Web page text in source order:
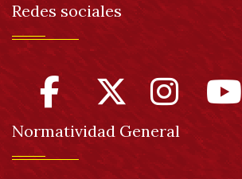
Redes sociales
Normatividad General